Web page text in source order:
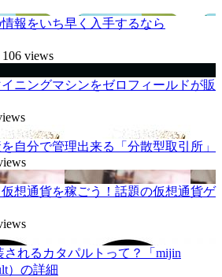
報をいち早く入手するなら
106 views
ニングマシンをゼロフィールドが販
自分で管理出来る「分散型取引所」
想通貨を稼ごう！話題の仮想通貨ゲ
されるカタパルトって？「mijin
）の詳細